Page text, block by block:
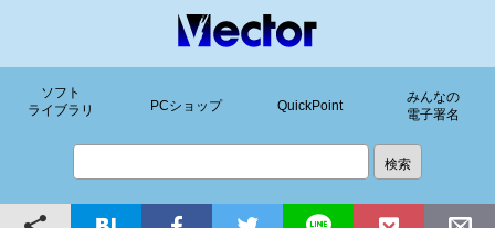
ソフト
ライブラリ
PCショップ QuickPoint
みんなの
電子署名